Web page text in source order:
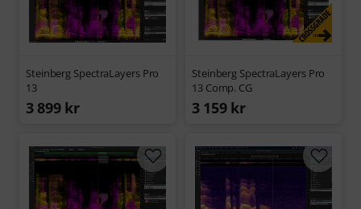
Steinberg SpectraLayers Pro
13
3 899 kr
Steinberg SpectraLayers Pro
13 Comp. CG
3 159 kr